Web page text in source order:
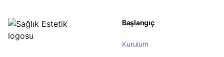
Başlangıç
Kurulum